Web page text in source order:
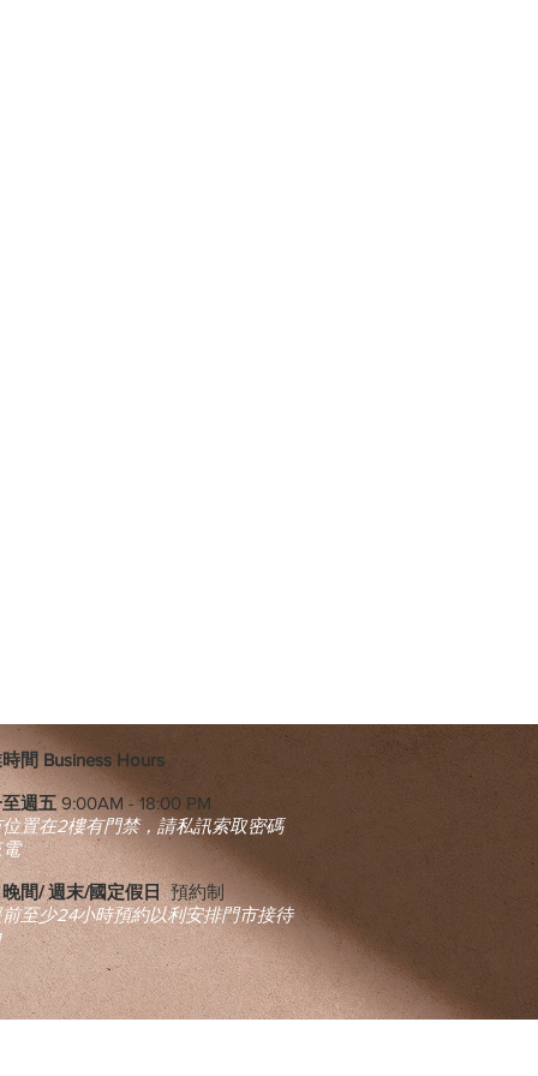
間 Business Hours
週五9:00AM - 18:00 PM
置在2樓有門禁，請私訊索取密碼
間/ 週末/國定假日預約制
至少24小時預約以利安排門市接待